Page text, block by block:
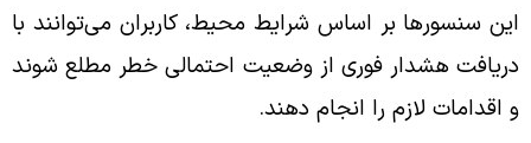
این سنسورها بر اساس شرایط محیط، کاربران می‌توانند با
دریافت هشدار فوری از وضعیت احتمالی خطر مطلع شوند
و اقدامات لازم را انجام دهند.